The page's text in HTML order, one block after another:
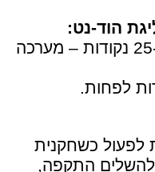
הוד-נט:
● כל מערכה משוחקת עד ל-25 נקודות – מערכה
לפעול כשחקנית
להשלים התקפה,